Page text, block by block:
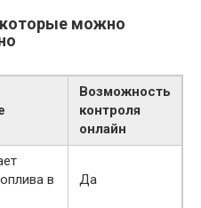
можно
Возможность
контроля
онлайн
в
Да